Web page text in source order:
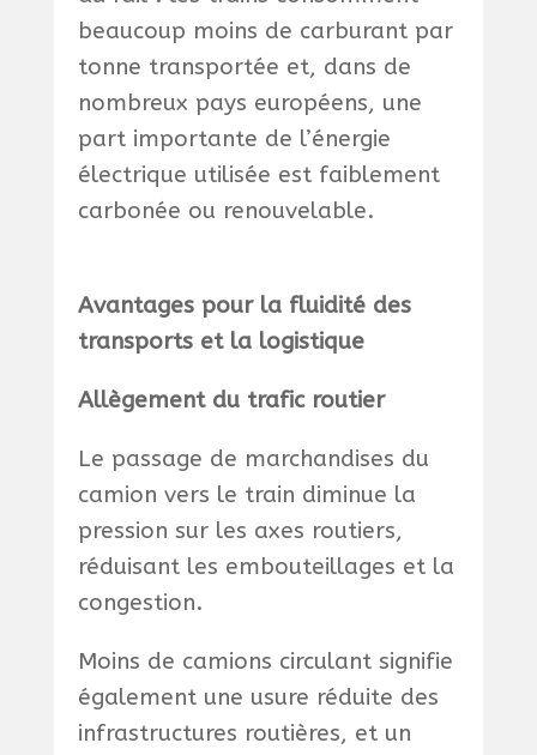
beaucoup moins de carburant par
tonne transportée et, dans de
nombreux pays européens, une
part importante de l’énergie
électrique utilisée est faiblement
carbonée ou renouvelable.
Avantages pour la fluidité des
transports et la logistique
Allègement du trafic routier
Le passage de marchandises du
camion vers le train diminue la
pression sur les axes routiers,
réduisant les embouteillages et la
congestion.
Moins de camions circulant signifie
également une usure réduite des
infrastructures routières, et un